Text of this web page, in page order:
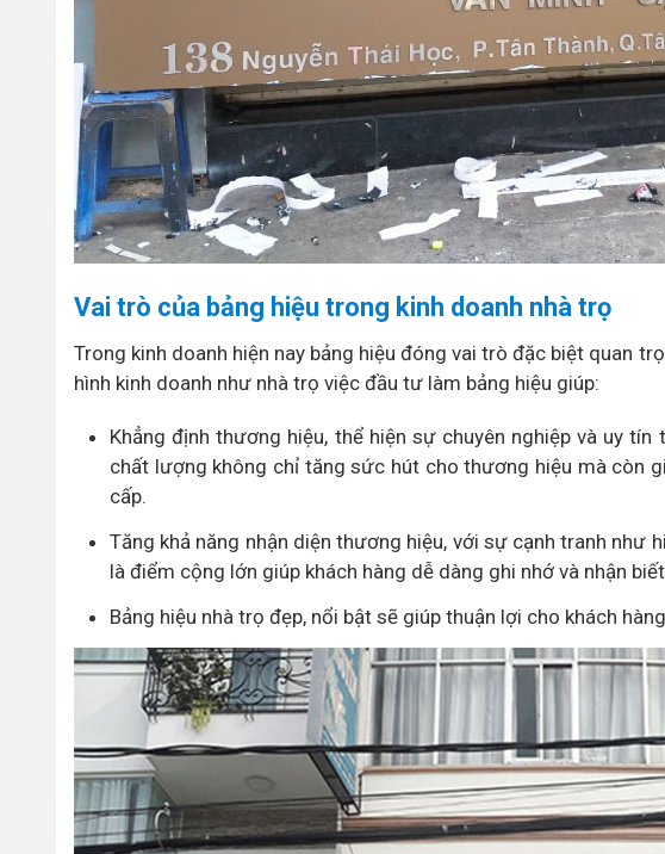
Vai trò của bảng hiệu trong kinh doanh nhà trọ
Trong kinh doanh hiện nay bảng hiệu đóng vai trò đặc biệt quan
hình kinh doanh như nhà trọ việc đầu tư làm bảng hiệu giúp:
Khẳng định thương hiệu, thể hiện sự chuyên nghiệp và uy
chất lượng không chỉ tăng sức hút cho thương hiệu mà còn
cấp.
Tăng khả năng nhận diện thương hiệu, với sự cạnh tranh như
là điểm cộng lớn giúp khách hàng dễ dàng ghi nhớ và nhận
Bảng hiệu nhà trọ đẹp, nổi bật sẽ giúp thuận lợi cho khách